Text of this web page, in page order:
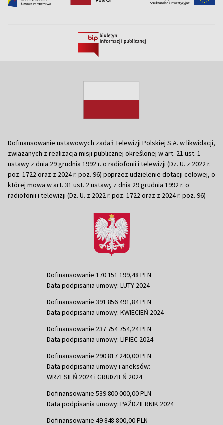
Dofinansowanie ustawowych zadań Telewizji Polskiej S.A. w likwidacji,
związanych z realizacją misji publicznej określonej w art. 21 ust. 1
ustawy z dnia 29 grudnia 1992 r. o radiofonii i telewizji (Dz. U. z 2022 r.
poz. 1722 oraz z 2024 r. poz. 96) poprzez udzielenie dotacji celowej, o
której mowa w art. 31 ust. 2 ustawy z dnia 29 grudnia 1992 r. o
radiofonii i telewizji (Dz. U. z 2022 r. poz. 1722 oraz z 2024 r. poz. 96)
Dofinansowanie 170 151 199,48 PLN
Data podpisania umowy: LUTY 2024
Dofinansowanie 391 856 491,84 PLN
Data podpisania umowy: KWIECIEŃ 2024
Dofinansowanie 237 754 754,24 PLN
Data podpisania umowy: LIPIEC 2024
Dofinansowanie 290 817 240,00 PLN
Data podpisania umowy i aneksów:
WRZESIEŃ 2024 i GRUDZIEŃ 2024
Dofinansowanie 539 800 000,00 PLN
Data podpisania umowy: PAŹDZIERNIK 2024
Dofinansowanie 49 848 800,00 PLN